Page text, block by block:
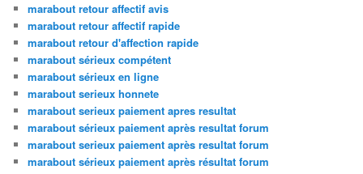
marabout retour affectif avis
marabout retour affectif rapide
marabout retour d'affection rapide
marabout sérieux compétent
marabout sérieux en ligne
marabout serieux honnete
marabout serieux paiement apres resultat
marabout sérieux paiement après resultat forum
marabout serieux paiement après resultat forum
marabout sérieux paiement après résultat forum